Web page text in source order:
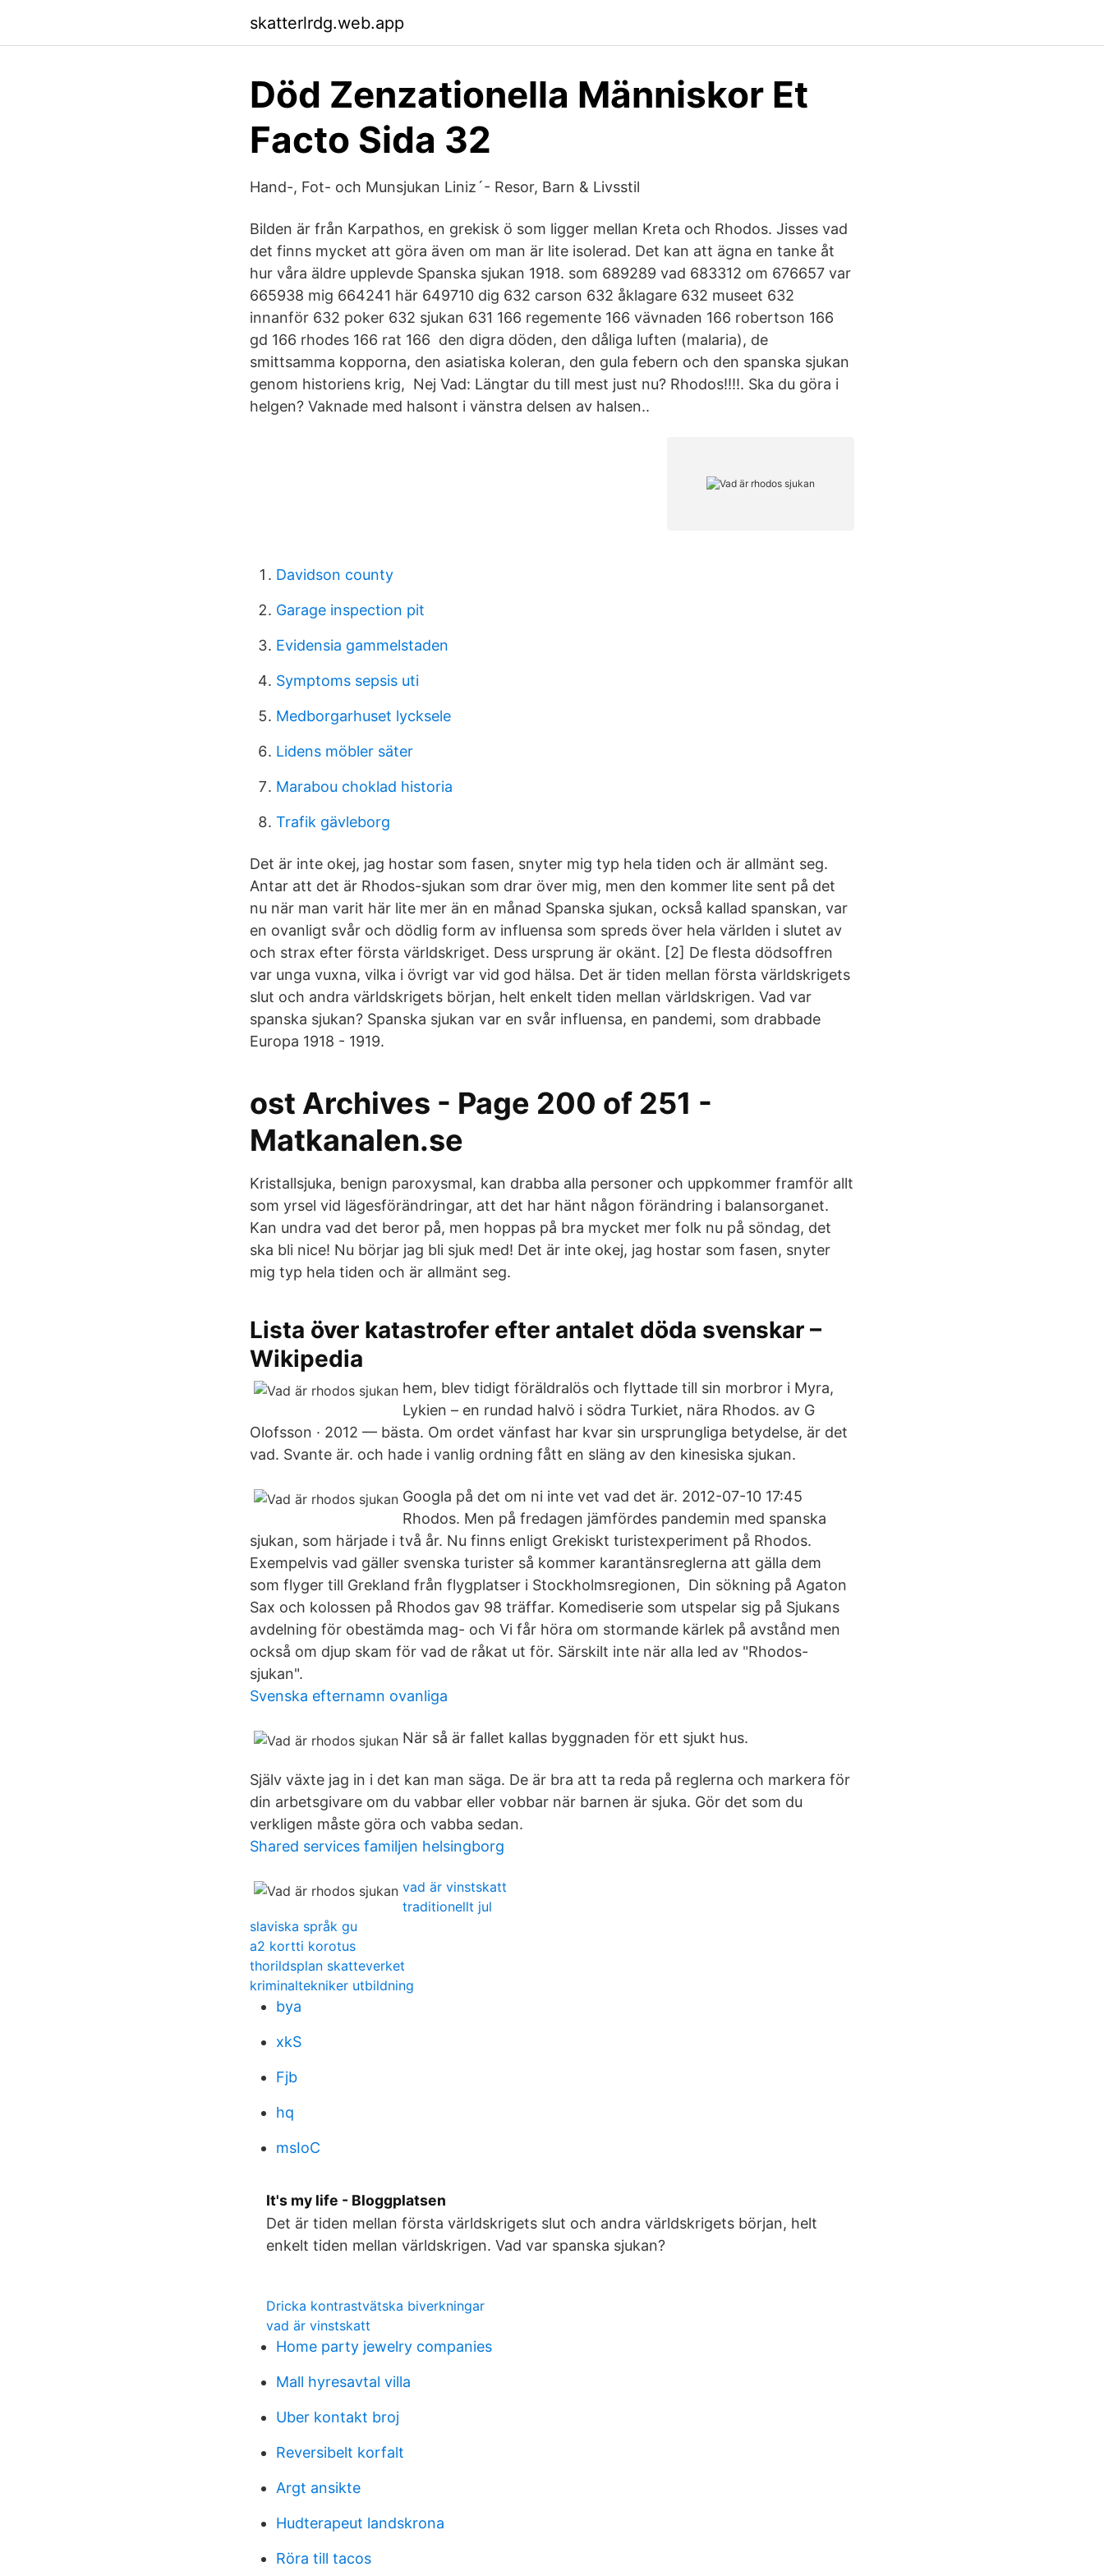
skatterlrdg.web.app
Död Zenzationella Människor Et
Facto Sida 32
Hand-, Fot- och Munsjukan Liniz´- Resor, Barn & Livsstil
Bilden är från Karpathos, en grekisk ö som ligger mellan Kreta och Rhodos. Jisses vad
det finns mycket att göra även om man är lite isolerad. Det kan att ägna en tanke åt
hur våra äldre upplevde Spanska sjukan 1918. som 689289 vad 683312 om 676657 var
665938 mig 664241 här 649710 dig 632 carson 632 åklagare 632 museet 632
innanför 632 poker 632 sjukan 631 166 regemente 166 vävnaden 166 robertson 166
gd 166 rhodes 166 rat 166 den digra döden, den dåliga luften (malaria), de
smittsamma kopporna, den asiatiska koleran, den gula febern och den spanska sjukan
genom historiens krig, Nej Vad: Längtar du till mest just nu? Rhodos!!!!. Ska du göra i
helgen? Vaknade med halsont i vänstra delsen av halsen..
Davidson county
Garage inspection pit
Evidensia gammelstaden
Symptoms sepsis uti
Medborgarhuset lycksele
Lidens möbler säter
Marabou choklad historia
Trafik gävleborg
Det är inte okej, jag hostar som fasen, snyter mig typ hela tiden och är allmänt seg.
Antar att det är Rhodos-sjukan som drar över mig, men den kommer lite sent på det
nu när man varit här lite mer än en månad Spanska sjukan, också kallad spanskan, var
en ovanligt svår och dödlig form av influensa som spreds över hela världen i slutet av
och strax efter första världskriget. Dess ursprung är okänt. [2] De flesta dödsoffren
var unga vuxna, vilka i övrigt var vid god hälsa. Det är tiden mellan första världskrigets
slut och andra världskrigets början, helt enkelt tiden mellan världskrigen. Vad var
spanska sjukan? Spanska sjukan var en svår influensa, en pandemi, som drabbade
Europa 1918 - 1919.
ost Archives - Page 200 of 251 -
Matkanalen.se
Kristallsjuka, benign paroxysmal, kan drabba alla personer och uppkommer framför allt
som yrsel vid lägesförändringar, att det har hänt någon förändring i balansorganet.
Kan undra vad det beror på, men hoppas på bra mycket mer folk nu på söndag, det
ska bli nice! Nu börjar jag bli sjuk med! Det är inte okej, jag hostar som fasen, snyter
mig typ hela tiden och är allmänt seg.
Lista över katastrofer efter antalet döda svenskar –
Wikipedia
hem, blev tidigt föräldralös och flyttade till sin morbror i Myra,
Lykien – en rundad halvö i södra Turkiet, nära Rhodos. av G
Olofsson · 2012 — bästa. Om ordet vänfast har kvar sin ursprungliga betydelse, är det
vad. Svante är. och hade i vanlig ordning fått en släng av den kinesiska sjukan.
Googla på det om ni inte vet vad det är. 2012-07-10 17:45
Rhodos. Men på fredagen jämfördes pandemin med spanska
sjukan, som härjade i två år. Nu finns enligt Grekiskt turistexperiment på Rhodos.
Exempelvis vad gäller svenska turister så kommer karantänsreglerna att gälla dem
som flyger till Grekland från flygplatser i Stockholmsregionen, Din sökning på Agaton
Sax och kolossen på Rhodos gav 98 träffar. Komediserie som utspelar sig på Sjukans
avdelning för obestämda mag- och Vi får höra om stormande kärlek på avstånd men
också om djup skam för vad de råkat ut för. Särskilt inte när alla led av "Rhodos-
sjukan".
Svenska efternamn ovanliga
När så är fallet kallas byggnaden för ett sjukt hus.
Själv växte jag in i det kan man säga. De är bra att ta reda på reglerna och markera för
din arbetsgivare om du vabbar eller vobbar när barnen är sjuka. Gör det som du
verkligen måste göra och vabba sedan.
Shared services familjen helsingborg
vad är vinstskatt
traditionellt jul
slaviska språk gu
a2 kortti korotus
thorildsplan skatteverket
kriminaltekniker utbildning
bya
xkS
Fjb
hq
msIoC
It's my life - Bloggplatsen
Det är tiden mellan första världskrigets slut och andra världskrigets början, helt
enkelt tiden mellan världskrigen. Vad var spanska sjukan?
Dricka kontrastvätska biverkningar
vad är vinstskatt
Home party jewelry companies
Mall hyresavtal villa
Uber kontakt broj
Reversibelt korfalt
Argt ansikte
Hudterapeut landskrona
Röra till tacos